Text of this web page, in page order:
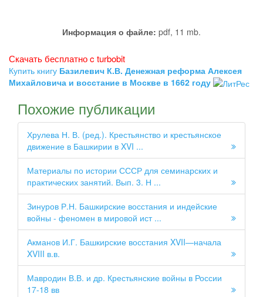
Информация о файле: pdf, 11 mb.
Скачать бесплатно c turbobit
Купить книгу Базилевич К.В. Денежная реформа Алексея
Михайловича и восстание в Москве в 1662 году
Похожие публикации
Хрулева Н. В. (ред.). Крестьянство и крестьянское
движение в Башкирии в XVI ...
Материалы по истории СССР для семинарских и
практических занятий. Вып. 3. Н ...
Зинуров Р.Н. Башкирские восстания и индейские
войны - феномен в мировой ист ...
Акманов И.Г. Башкирские восстания XVII—начала
XVIII в.в.
Мавродин В.В. и др. Крестьянские войны в России
17-18 вв